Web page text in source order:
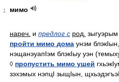
1 мимо
нареч. и предлог с род.
пройти мимо дома унэм блэкIын,
нэщанэуапIэм блэкIыу уэн
◊ пропустить мимо ушей
зэхэмых нэпцI зыщIын,